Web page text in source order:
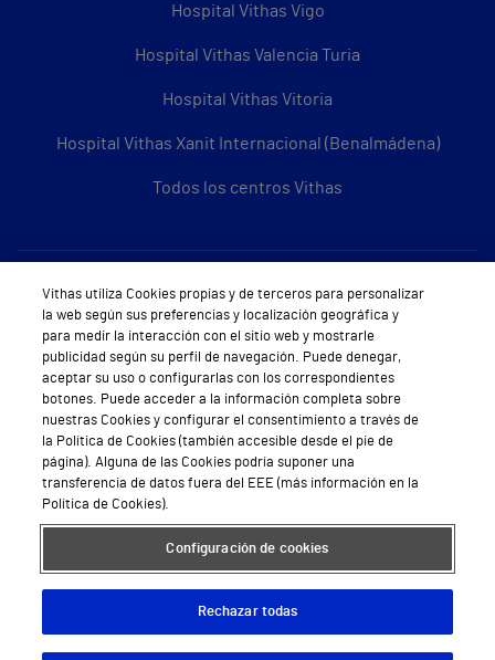
Hospital Vithas Vigo
Hospital Vithas Valencia Turia
Hospital Vithas Vitoria
Hospital Vithas Xanit Internacional (Benalmádena)
Todos los centros Vithas
Sobre Vithas
Quiénes somos
Trabajar en Vithas
Teléfono Cita Médica
Teléfono Atención al Cliente
Política de seguridad y salud en el trabajo
Conoce a Supervita
Aviso Legal Política de cookies Política de privacidad Mapa web Protección de datos
Vithas utiliza Cookies propias y de terceros para personalizar
la web según sus preferencias y localización geográfica y
para medir la interacción con el sitio web y mostrarle
publicidad según su perfil de navegación. Puede denegar,
aceptar su uso o configurarlas con los correspondientes
botones. Puede acceder a la información completa sobre
nuestras Cookies y configurar el consentimiento a través de
la Política de Cookies (también accesible desde el pie de
página). Alguna de las Cookies podría suponer una
transferencia de datos fuera del EEE (más información en la
Política de Cookies).
Configuración de cookies
Rechazar todas